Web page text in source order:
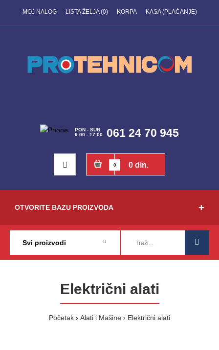
MOJ NALOG LISTA ŽELJA (0) KORPA KASA (PLAĆANJE)
PON - SUB
9:00 - 17:00
061 24 70 945
0 0 din.
OTVORITE BAZU PROIZVODA
Električni alati
Početak Alati i Mašine Električni alati